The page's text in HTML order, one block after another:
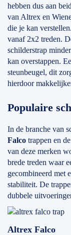
hebben dus aan
van Altrex en
die je kan
vanaf 2x2 treden.
schilderstrap
kan overstappen.
steunbeugel, dit
hierdoor
Populaire
In de branche van
Falco trappen en de
van deze merken
brede treden waar
gecombineerd met
stabiliteit. De
dubbele
Altrex Falco